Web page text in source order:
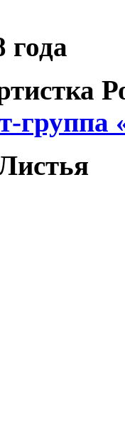
года
группа